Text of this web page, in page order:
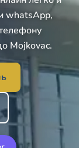
whatsApp,
Mojkovac.